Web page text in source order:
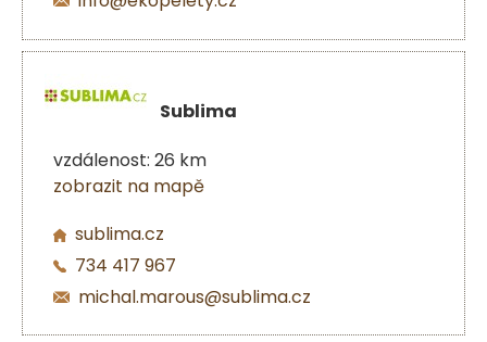
Sublima
vzdálenost: 26 km
zobrazit na mapě
sublima.cz
734 417 967
michal.marous@sublima.cz